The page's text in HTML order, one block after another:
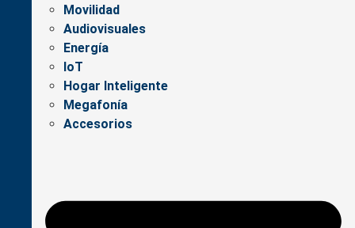
Movilidad
Audiovisuales
Energía
IoT
Hogar Inteligente
Megafonía
Accesorios